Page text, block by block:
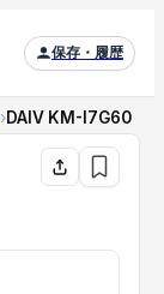
保存・履歴
›DAIV KM-I7G60